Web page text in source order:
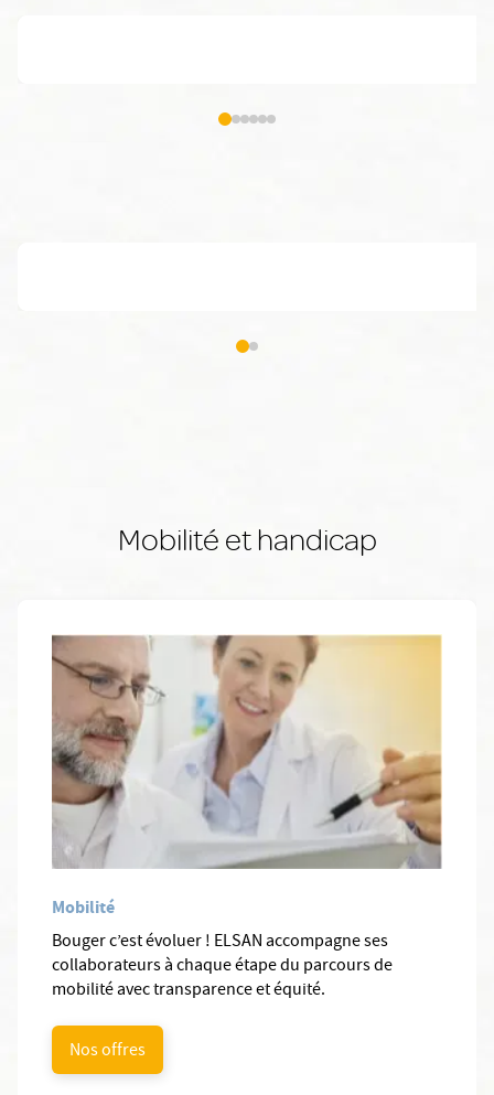
Mobilité et handicap
Mobilité
Bouger c’est évoluer ! ELSAN accompagne ses
collaborateurs à chaque étape du parcours de
mobilité avec transparence et équité.
Nos offres